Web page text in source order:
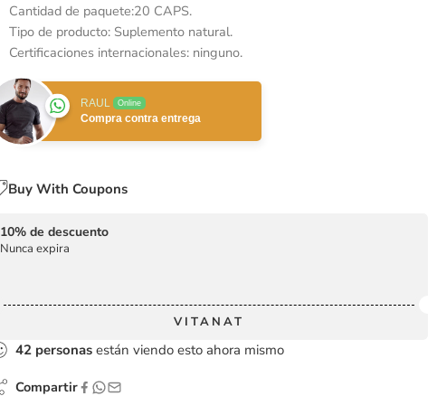
Cantidad de paquete:20 CAPS.
Tipo de producto: Suplemento natural.
Certificaciones internacionales: ninguno.
RAUL Online
Compra contra entrega
Buy With Coupons
10% de descuento
Nunca expira
VITANAT
42 personas están viendo esto ahora mismo
Compartir